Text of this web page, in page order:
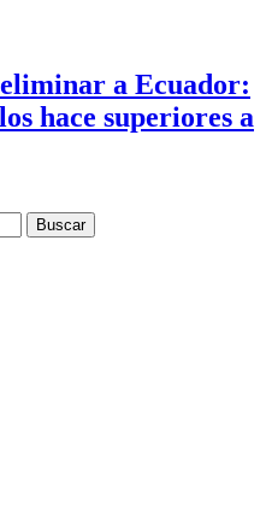
a Ecuador:
hace superiores a